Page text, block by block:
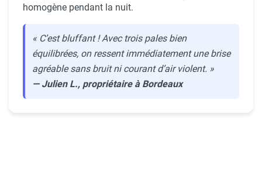
homogène pendant la nuit.
« C’est bluffant ! Avec trois pales bien
équilibrées, on ressent immédiatement une brise
agréable sans bruit ni courant d’air violent. »
— Julien L., propriétaire à Bordeaux